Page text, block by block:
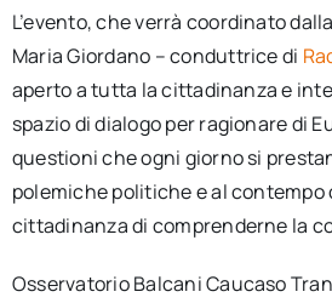
L’evento, che verrà coordinato
Maria Giordano – conduttrice di
aperto a tutta la cittadinanza e
spazio di dialogo per ragionare di
questioni che ogni giorno si
polemiche politiche e al contempo
cittadinanza di comprenderne la
Osservatorio Balcani Caucaso